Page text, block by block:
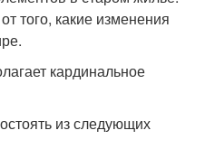
того, какие изменения
кардинальное
из следующих